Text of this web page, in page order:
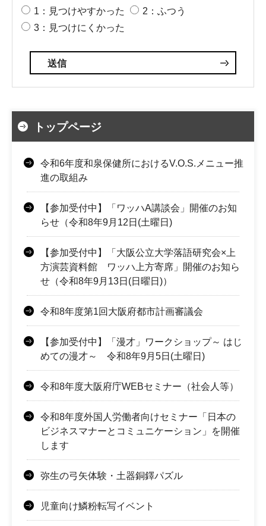
1：見つけやすかった
2：ふつう
3：見つけにくかった
トップページ
令和6年度和泉保健所におけるV.O.S.メニュー推
進の取組み
【参加受付中】「ワッハA講談会」開催のお知
らせ（令和8年9月12日(土曜日)
【参加受付中】「大阪公立大学落語研究会×上
方演芸資料館 ワッハ上方寄席」開催のお知ら
せ（令和8年9月13日(日曜日)）
令和8年度第1回大阪府都市計画審議会
【参加受付中】「漫才」ワークショップ～ はじ
めての漫才～ 令和8年9月5日(土曜日)
令和8年度大阪府庁WEBセミナー（社会人等）
令和8年度外国人労働者向けセミナー「日本の
ビジネスマナーとコミュニケーション」を開催
します
弥生の弓矢体験・土器銅鐸パズル
児童向け鱗粉転写イベント